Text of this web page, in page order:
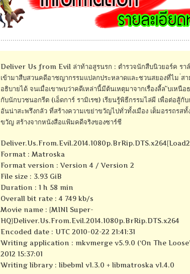
Deliver Us from Evil ล่าท้าอสูรนรก : ตำรวจนักสืบนิวยอร์ค รา
เข้ามาสืบสวนคดีอาชญากรรมแปลกประหลาดและชวนสยองที่ไม ่สา
อธิบายได้ จนเมื่อเขาพบว่าคดีเหล่านี้มีต้นเหตุมาจากเรื่องลี้ล ับเหนือ
กับนักบวชนอกรีต (เอ็ดการ์ รามิเรซ) เรียนรู้พิธีกรรมไล่ผี เพื่อต่อสู้กั
อันน่าสะพรึงกลัว ที่สร้างความเขย่าขวัญไปทั่วทั้งเมือง เต็มอรรถรส
ขวัญ สร้างจากหนังสือแฟ้มคดีจริงของซาร์ชี
Format : Matroska
Format version : Version 4 / Version 2
File size : 3.93 GiB
Duration : 1 h 58 min
Overall bit rate : 4 749 kb/s
Movie name : {MINI Super-
HQ}Deliver.Us.From.Evil.2014.1080p.BrRip.DTS.x264
Encoded date : UTC 2010-02-22 21:41:31
Writing application : mkvmerge v5.9.0 (‘On The
2012 15:37:01
Writing library : libebml v1.3.0 + libmatroska v1.4.0